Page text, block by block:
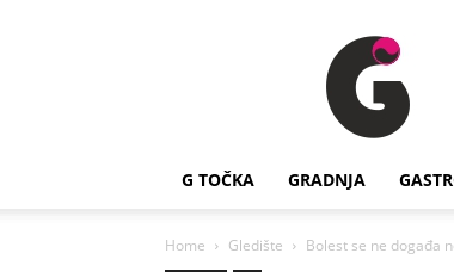
G
Točka
G TOČKA GRADNJA
Home Gledište Bolest se ne događa